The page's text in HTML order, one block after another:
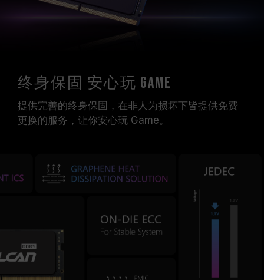
终身保固 安心玩 Game
提供完善的终身保固，在非人为损坏下皆提供免费
更换的服务，让你安心玩 Game。